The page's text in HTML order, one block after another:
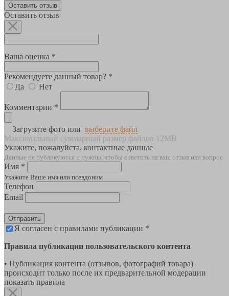
Оставить отзыв
Оставить отзыв
Ваша оценка *
Рекомендуете данный товар? *
Да
Нет
Комментарии *
Загрузите фото или выберите файл
Максимальный суммарный размер файлов 12MB
Укажите, пожалуйста, контактные данные
Данные не публикуются и нужны, чтобы ответить на ваш отзыв или вопрос
Имя *
Укажите Ваше имя или псевдоним
Телефон
Email
Отправить
Я согласен с правилами публикации *
Правила публикации пользовательского контента
• Публикация контента (отзывов, фотографий товара)
происходит только после их предварительной модерации
показать правила